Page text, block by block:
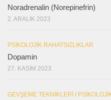
Noradrenalin (Norepinefrin)
2. ARALIK 2023
PSIKOLOJIK RAHATSIZLIKLAR
Dopamin
27. KASIM 2023
GEVŞEME TEKNIKLERI /